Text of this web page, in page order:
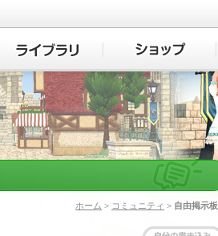
マビノギ
ホーム > コミュニティ > 自由掲示板